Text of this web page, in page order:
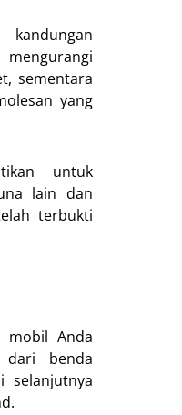
sementara
yang
untuk
lain dan
terbukti
mobil Anda
benda
selanjutnya